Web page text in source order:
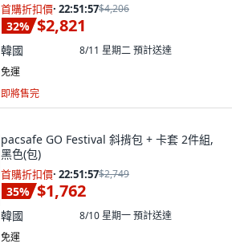
首購折扣價· 22:51:55$4,206
32% $2,821
韓國 8/11 星期二預計送達
免運
即將售完
pacsafe GO Festival 斜揹包 + 卡套 2件組,
黑色(包)
首購折扣價· 22:51:55$2,749
35% $1,762
韓國 8/10 星期一預計送達
免運